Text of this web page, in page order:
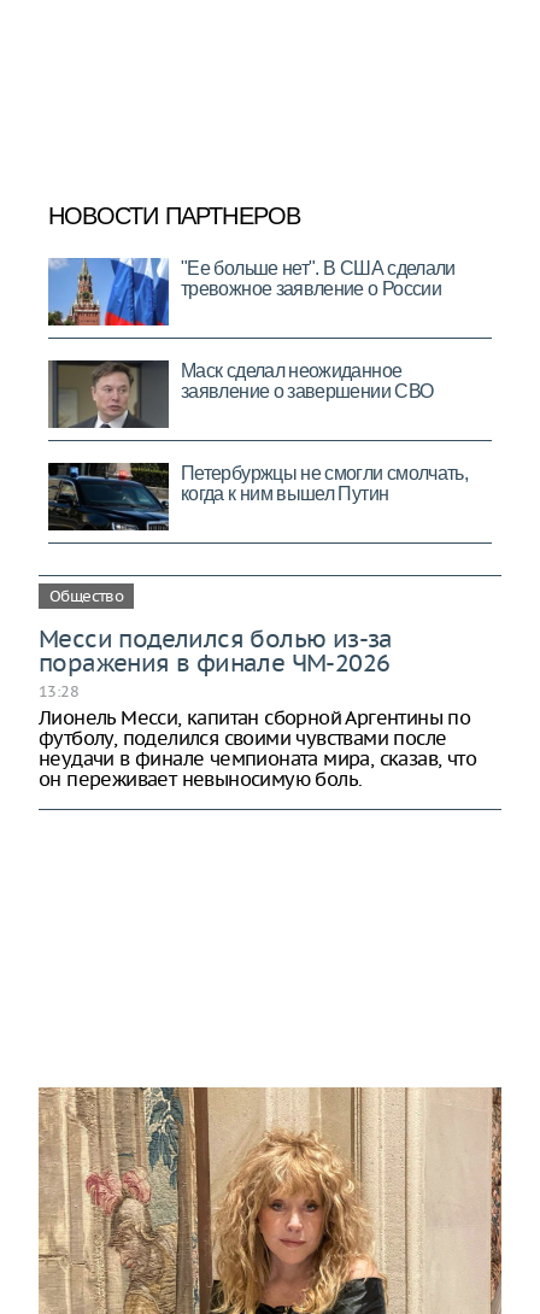
Общество
Месси поделился болью из-за
поражения в финале ЧМ-2026
13:28
Лионель Месси, капитан сборной Аргентины по
футболу, поделился своими чувствами после
неудачи в финале чемпионата мира, сказав, что
он переживает невыносимую боль.